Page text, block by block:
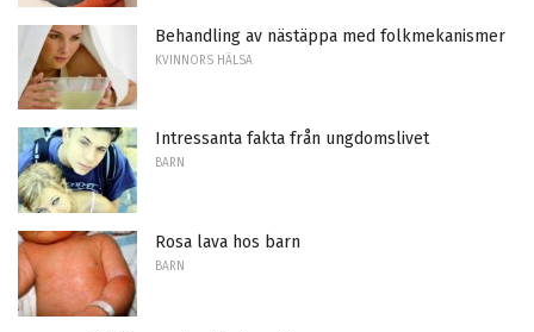
Behandling av nästäppa med folkmekanismer
KVINNORS HÄLSA
Intressanta fakta från ungdomslivet
BARN
Rosa lava hos barn
BARN